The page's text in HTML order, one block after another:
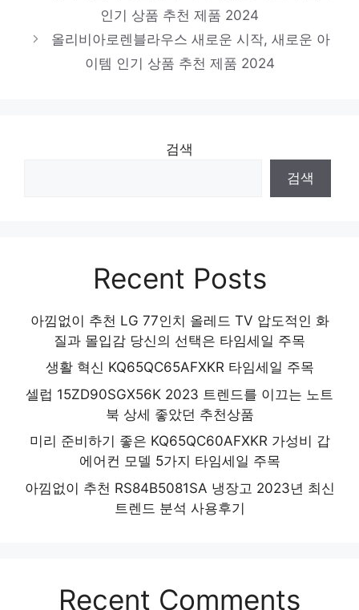
볼레로가디건
제한된 시간, 무한한 가치 인기 상품 추천 제
품 2024
인기 상품 추천 제품 2024
올리비아로렌블라우스 새로운 시작, 새로운 아
이템 인기 상품 추천 제품 2024
검색
검색
Recent Posts
아낌없이 추천 LG 77인치 올레드 TV 압도적인 화
질과 몰입감 당신의 선택은 타임세일 주목
생활 혁신 KQ65QC65AFXKR 타임세일 주목
셀럽 15ZD90SGX56K 2023 트렌드를 이끄는 노트
북 상세 좋았던 추천상품
미리 준비하기 좋은 KQ65QC60AFXKR 가성비 갑
에어컨 모델 5가지 타임세일 주목
아낌없이 추천 RS84B5081SA 냉장고 2023년 최신
트렌드 분석 사용후기
Recent Comments